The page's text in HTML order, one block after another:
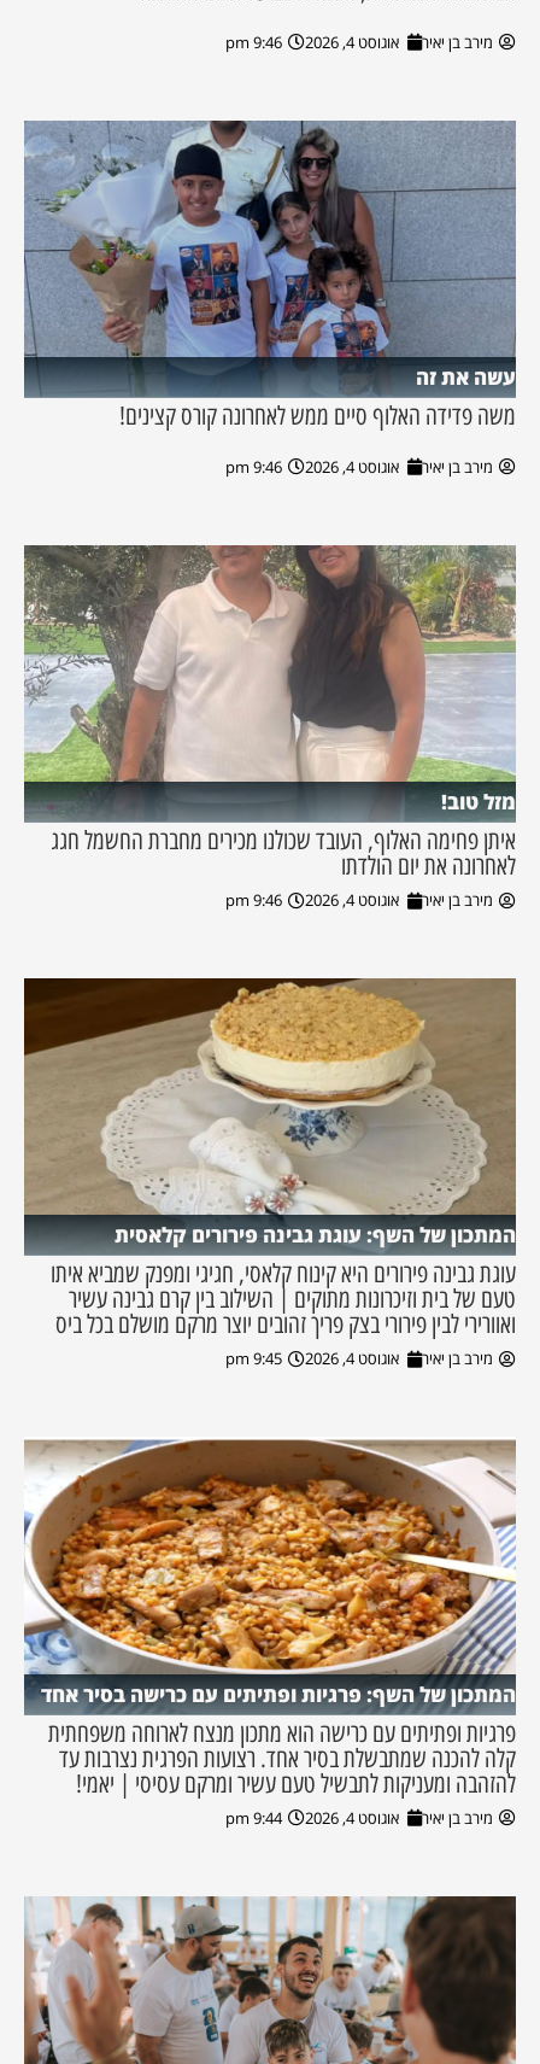
מירב בן יאיר אוגוסט 4, 2026 9:46 pm
עשה את זה
משה פדידה האלוף סיים ממש לאחרונה קורס קצינים!
מירב בן יאיר אוגוסט 4, 2026 9:46 pm
מזל טוב!
איתן פחימה האלוף, העובד שכולנו מכירים מחברת החשמל חגג
לאחרונה את יום הולדתו
מירב בן יאיר אוגוסט 4, 2026 9:46 pm
המתכון של השף: עוגת גבינה פירורים קלאסית
עוגת גבינה פירורים היא קינוח קלאסי, חגיגי ומפנק שמביא איתו
טעם של בית וזיכרונות מתוקים | השילוב בין קרם גבינה עשיר
ואוורירי לבין פירורי בצק פריך זהובים יוצר מרקם מושלם בכל ביס
מירב בן יאיר אוגוסט 4, 2026 9:45 pm
המתכון של השף: פרגיות ופתיתים עם כרישה בסיר אחד
פרגיות ופתיתים עם כרישה הוא מתכון מנצח לארוחה משפחתית
קלה להכנה שמתבשלת בסיר אחד. רצועות הפרגית נצרבות עד
להזהבה ומעניקות לתבשיל טעם עשיר ומרקם עסיסי | יאמי!
מירב בן יאיר אוגוסט 4, 2026 9:44 pm